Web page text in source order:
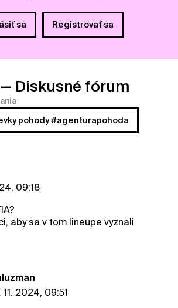
sa Registrovať sa
— Diskusné fórum
pohody #agenturapohoda
09:18
aby sa v tom lineupe vyznali
11. 2024, 09:51